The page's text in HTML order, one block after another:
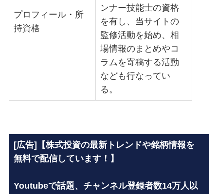
プロフィール・所
持資格
ンナー技能士の資格
を有し、当サイトの
監修活動を始め、相
場情報のまとめやコ
ラムを寄稿する活動
なども行なってい
る。
[広告]【株式投資の最新トレンドや銘柄情報を
無料で配信しています！】
Youtubeで話題、チャンネル登録者数14万人以